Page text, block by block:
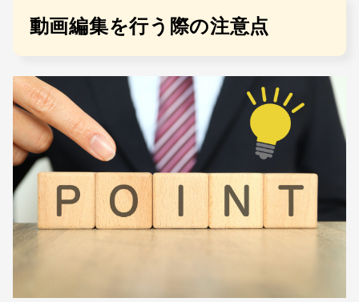
動画編集を行う際の注意点